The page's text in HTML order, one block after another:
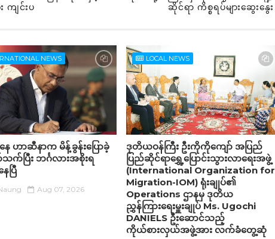
ကျင်းပ
ဆိုင်ရာ ကိစ္စရပ်များဆွေးနွေး
NEWS
ဟာဆီနာက မိန့်ခွန်းပြောခဲ့
က်ပြီး ဘင်္ဂလားအစိုးရ
ပြီ
Aug 07, 2026
LOCAL NEWS
ဒုတိယဝန်ကြီး ဦးကိုကိုကျော် အပြည်
ပြည်ဆိုင်ရာရွှေ့ပြောင်းသွားလာရေးအဖွဲ့
(International Organization for
Migration-IOM) ရုံးချုပ်၏
Operations ဌာနမှ ဒုတိယ
ညွှန်ကြားရေးမှူးချုပ် Ms. Ugochi
DANIELS ဦးဆောင်သည့်
ကိုယ်စားလှယ်အဖွဲ့အား လက်ခံတွေ့ဆုံ